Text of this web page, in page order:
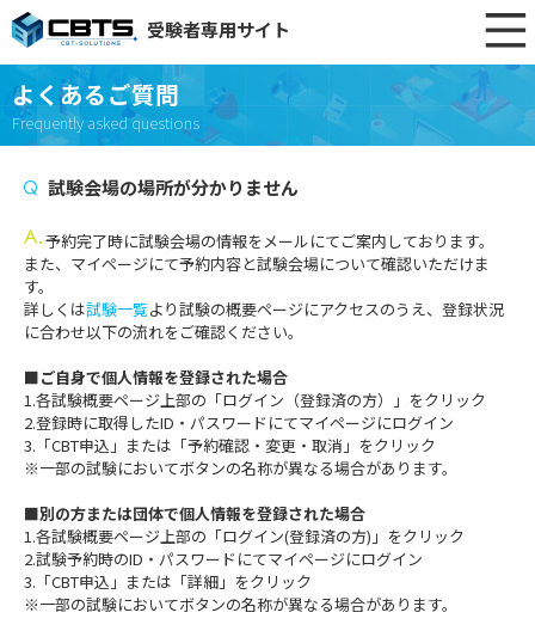
受験者専用サイト
よくあるご質問
Frequently asked questions
試験会場の場所が分かりません
予約完了時に試験会場の情報をメールにてご案内しております。
また、マイページにて予約内容と試験会場について確認いただけま
す。
詳しくは試験一覧より試験の概要ページにアクセスのうえ、登録状況
に合わせ以下の流れをご確認ください。
■ご自身で個人情報を登録された場合
1.各試験概要ページ上部の「ログイン（登録済の方）」をクリック
2.登録時に取得したID・パスワードにてマイページにログイン
3.「CBT申込」または「予約確認・変更・取消」をクリック
※一部の試験においてボタンの名称が異なる場合があります。
■別の方または団体で個人情報を登録された場合
1.各試験概要ページ上部の「ログイン(登録済の方)」をクリック
2.試験予約時のID・パスワードにてマイページにログイン
3.「CBT申込」または「詳細」をクリック
※一部の試験においてボタンの名称が異なる場合があります。